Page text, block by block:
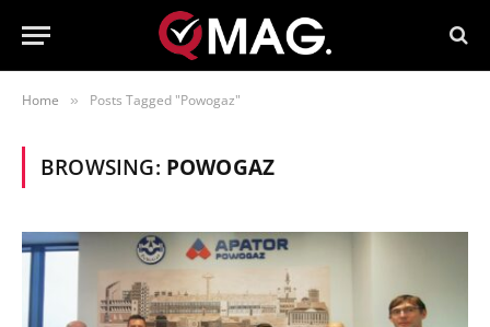
Home » Posts Tagged "Powogaz"
BROWSING: POWOGAZ